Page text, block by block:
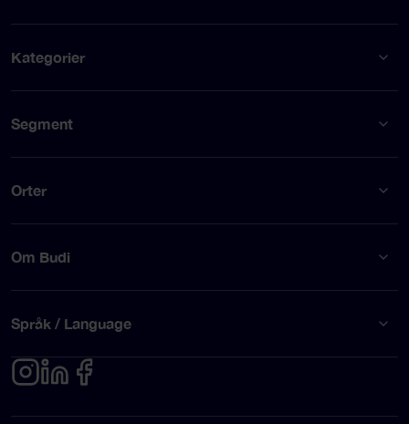
Kategorier
Segment
Orter
Om Budi
Språk / Language